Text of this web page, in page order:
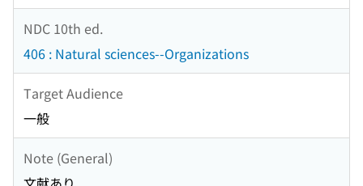
NDC 10th ed.
406 : Natural sciences--Organizations
Target Audience
一般
Note (General)